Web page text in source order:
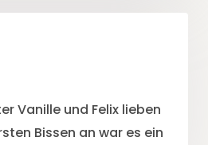
Vanille und Felix lieben
Bissen an war es ein